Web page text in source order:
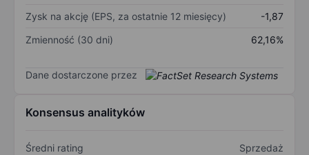
Zysk na akcję (EPS, za ostatnie 12 miesięcy)
-1,87
Zmienność (30 dni)
62,16%
Dane dostarczone przez
Konsensus analityków
Średni rating Sprzedaż